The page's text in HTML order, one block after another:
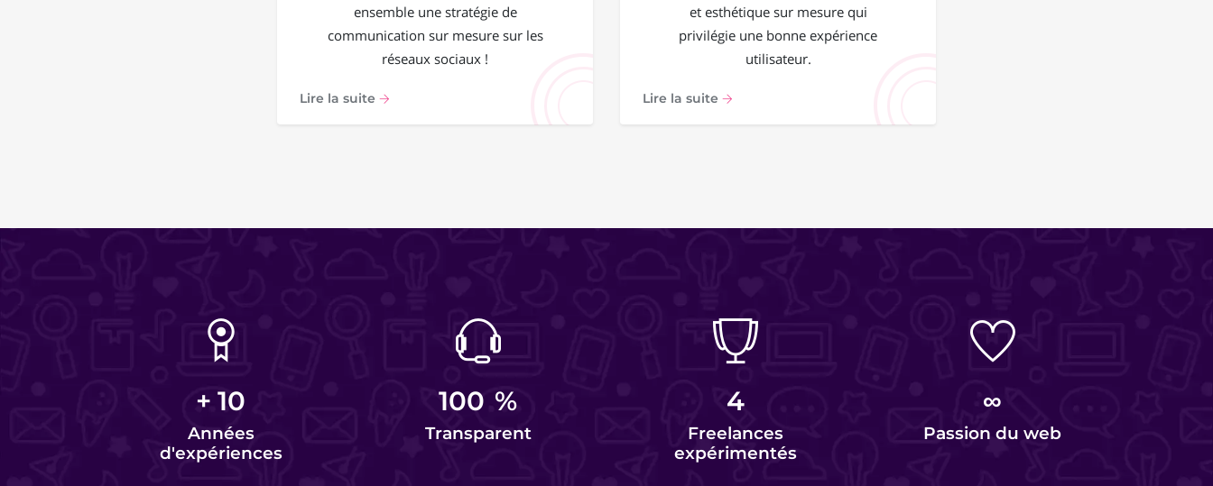
ensemble une stratégie de
communication sur mesure sur les
réseaux sociaux !
Lire la suite
et esthétique sur mesure qui
privilégie une bonne expérience
utilisateur.
Lire la suite
+ 10
Années
d'expériences
100 %
Transparent
4
Freelances
expérimentés
∞
Passion du web